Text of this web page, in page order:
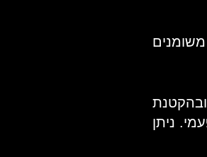
ניתן